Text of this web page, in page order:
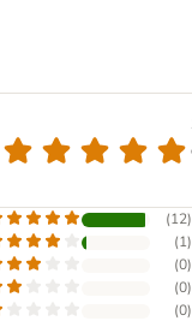
(12)
(1)
(0)
(0)
(0)